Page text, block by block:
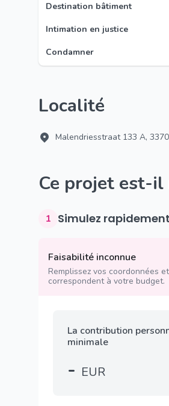
Destination bâtiment
Intimation en justice
Condamner
Localité
Malendriesstraat 133 A,
Ce projet est-
1 Simulez
Faisabilité inconnue
Remplissez vos coordonnées
correspondent à votre budget.
La contribution
minimale
- EUR